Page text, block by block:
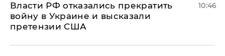
Власти РФ отказались прекратить
войну в Украине и высказали
претензии США
10:46